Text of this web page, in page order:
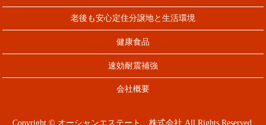
老後も安心定住分譲地と生活環境
健康食品
速効耐震補強
会社概要
Copyright © オーシャンエステート 株式会社 All Rights Reserved.